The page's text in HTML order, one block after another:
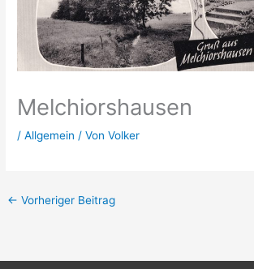
Melchiorshausen
/Allgemein / VonVolker
← Vorheriger Beitrag